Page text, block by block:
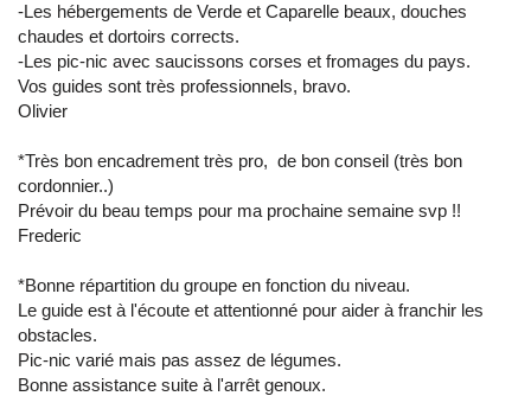
-Les hébergements de Verde et Caparelle beaux, douches
chaudes et dortoirs corrects.
-Les pic-nic avec saucissons corses et fromages du pays.
Vos guides sont très professionnels, bravo.
Olivier
*Très bon encadrement très pro, de bon conseil (très bon
cordonnier..)
Prévoir du beau temps pour ma prochaine semaine svp !!
Frederic
*Bonne répartition du groupe en fonction du niveau.
Le guide est à l'écoute et attentionné pour aider à franchir les
obstacles.
Pic-nic varié mais pas assez de légumes.
Bonne assistance suite à l'arrêt genoux.